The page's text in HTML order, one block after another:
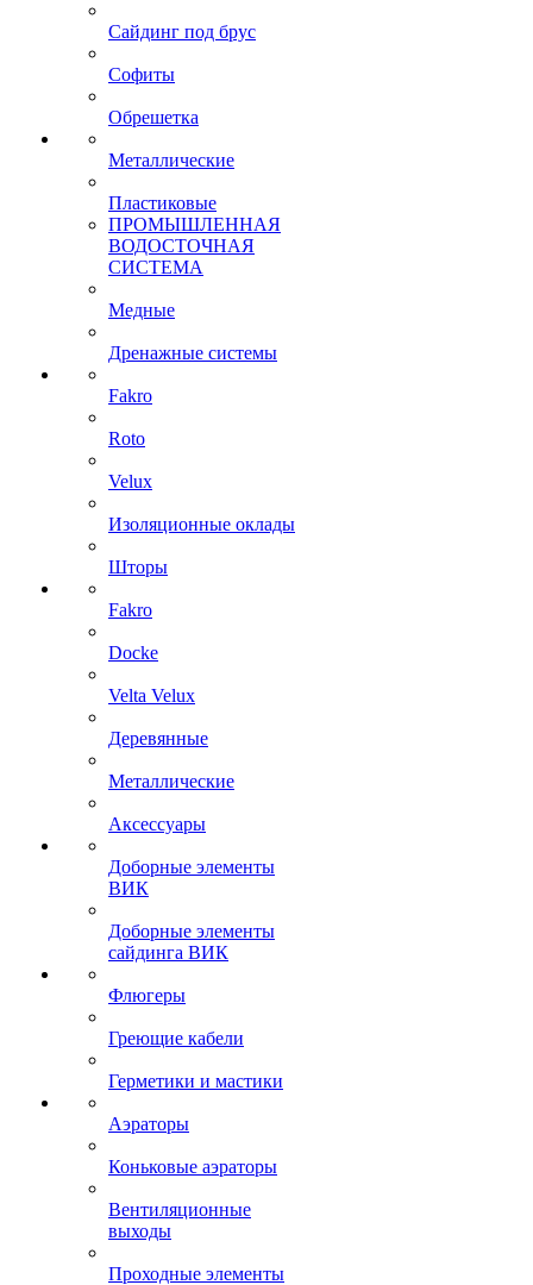
Сайдинг под брус
Софиты
Обрешетка
Металлические
Пластиковые
ПРОМЫШЛЕННАЯ
ВОДОСТОЧНАЯ
СИСТЕМА
Медные
Дренажные системы
Fakro
Roto
Velux
Изоляционные оклады
Шторы
Fakro
Docke
Velta Velux
Деревянные
Металлические
Аксессуары
Доборные элементы
ВИК
Доборные элементы
сайдинга ВИК
Флюгеры
Греющие кабели
Герметики и мастики
Аэраторы
Коньковые аэраторы
Вентиляционные
выходы
Проходные элементы